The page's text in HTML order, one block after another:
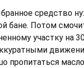
средство
бане. Потом
участку на
пропитаться